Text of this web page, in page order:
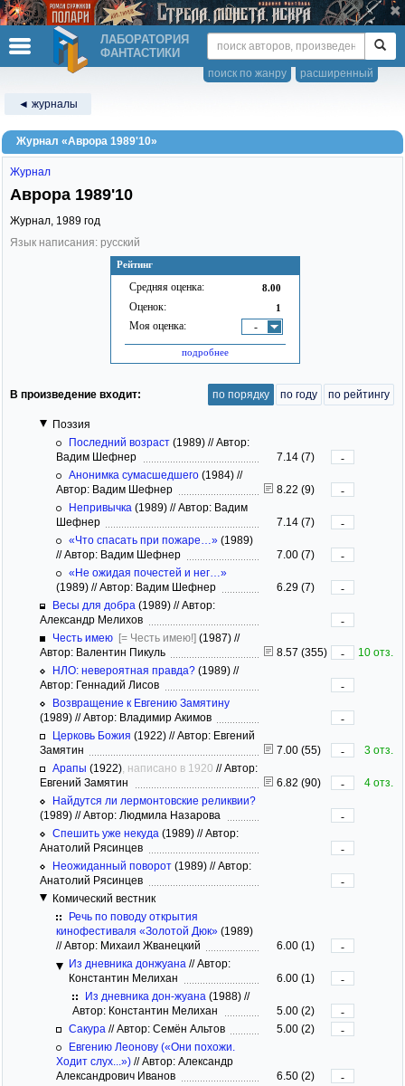
ЛАБОРАТОРИЯ
ФАНТАСТИКИ
расширенный
поиск по жанру
◄ журналы
Журнал «Аврора 1989'10»
Рейтинг
Средняя оценка: 8.00
Оценок: 1
Моя оценка: -
подробнее
Журнал
Аврора 1989'10
Журнал, 1989 год
Язык написания: русский
В произведение входит: по порядку по году по рейтингу
Поэзия
Последний возраст (1989) //Автор:
Вадим Шефнер
7.14 (7)
-
Анонимка сумасшедшего (1984) //
Автор: Вадим Шефнер
8.22 (9)
-
Непривычка (1989) //Автор: Вадим
Шефнер
7.14 (7)
-
«Что спасать при пожаре…» (1989)
//Автор: Вадим Шефнер 7.00 (7)
-
«Не ожидая почестей и нег…»
(1989) //Автор: Вадим Шефнер 6.29 (7)
-
Весы для добра (1989) //Автор:
Александр Мелихов
-
Честь имею [= Честь имею!] (1987) //
Автор: Валентин Пикуль
8.57 (355) -
10 отз.
НЛО: невероятная правда? (1989) //
Автор: Геннадий Лисов
-
Возвращение к Евгению Замятину
(1989) //Автор: Владимир Акимов
-
Церковь Божия (1922) //Автор: Евгений
Замятин
7.00 (55) -
3 отз.
Арапы (1922) , написано в 1920 //Автор:
Евгений Замятин
6.82 (90) -
4 отз.
Найдутся ли лермонтовские реликвии?
(1989) //Автор: Людмила Назарова
-
Спешить уже некуда (1989) //Автор:
Анатолий Рясинцев
-
Неожиданный поворот (1989) //Автор:
Анатолий Рясинцев
-
Комический вестник
Речь по поводу открытия
кинофестиваля «Золотой Дюк» (1989)
//Автор: Михаил Жванецкий 6.00 (1)
-
Из дневника донжуана //Автор:
Константин Мелихан
6.00 (1)
-
Из дневника дон-жуана (1988) //
Автор: Константин Мелихан
5.00 (2)
-
Сакура //Автор: Семён Альтов 5.00 (2)
-
Евгению Леонову («Они похожи.
Ходит слух...») //Автор: Александр
Александрович Иванов
6.50 (2)
-